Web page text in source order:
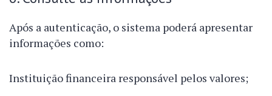
Após a autenticação, o sistema poderá apresentar
informações como:
Instituição financeira responsável pelos valores;